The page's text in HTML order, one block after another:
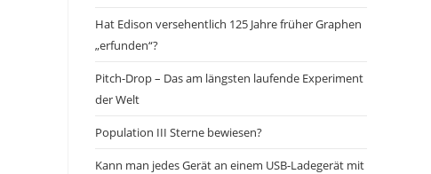
Hat Edison versehentlich 125 Jahre früher Graphen
„erfunden“?
Pitch-Drop – Das am längsten laufende Experiment
der Welt
Population III Sterne bewiesen?
Kann man jedes Gerät an einem USB-Ladegerät mit